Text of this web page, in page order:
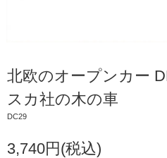
北欧のオープンカー
スカ社の木の車
DC29
3,740円(税込)